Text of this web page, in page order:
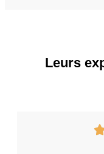
Leurs